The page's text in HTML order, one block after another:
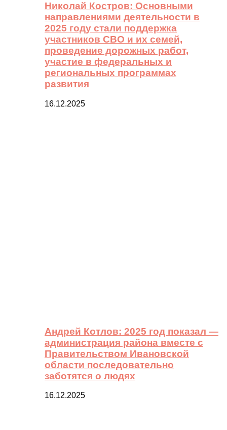
Николай Костров: Основными
направлениями деятельности в
2025 году стали поддержка
участников СВО и их семей,
проведение дорожных работ,
участие в федеральных и
региональных программах
развития
16.12.2025
Андрей Котлов: 2025 год показал —
администрация района вместе с
Правительством Ивановской
области последовательно
заботятся о людях
16.12.2025